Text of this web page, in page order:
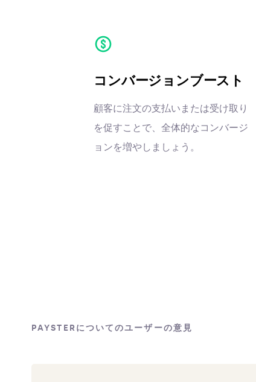
コンバージョンブースト
顧客に注文の支払いまたは受け取り
を促すことで、全体的なコンバージ
ョンを増やしましょう。
PAYSTERについてのユーザーの意見